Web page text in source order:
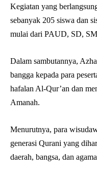
Kegiatan yang
sebanyak 205 siswa dan
mulai dari PAUD, SD,
Dalam sambutannya,
bangga kepada para
hafalan Al-Qur’an dan
Amanah.
Menurutnya, para
generasi Qurani yang
daerah, bangsa, dan